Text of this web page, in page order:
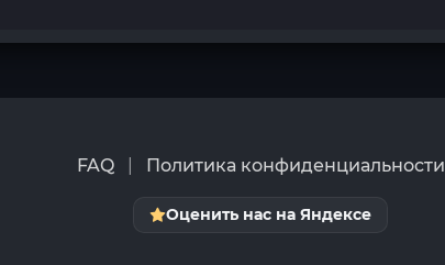
FAQ Политика конфиденциальности
Оценить нас на Яндексе